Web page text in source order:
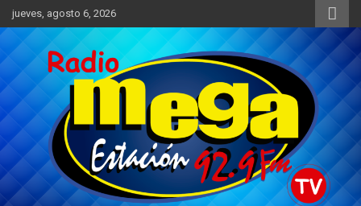
Saltar
al
contenido
jueves, agosto 6, 2026